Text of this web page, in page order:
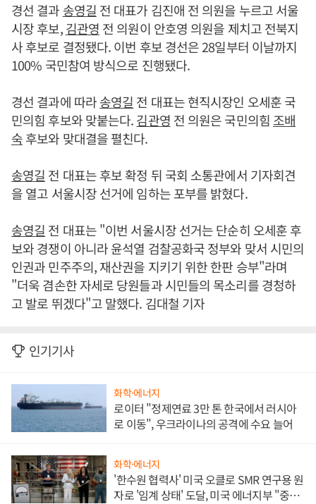
경선 결과 송영길 전 대표가 김진애 전 의원을 누르고 서울
시장 후보,김관영 전 의원이 안호영 의원을 제치고 전북지
사 후보로 결정됐다. 이번 후보 경선은 28일부터 이날까지
100% 국민참여 방식으로 진행됐다.
경선 결과에 따라송영길 전 대표는 현직시장인 오세훈 국
민의힘 후보와 맞붙는다.김관영 전 의원은 국민의힘 조배
숙후보와 맞대결을 펼친다.
송영길 전 대표는 후보 확정 뒤 국회 소통관에서 기자회견
을 열고 서울시장 선거에 임하는 포부를 밝혔다.
송영길 전 대표는 "이번 서울시장 선거는 단순히 오세훈 후
보와 경쟁이 아니라 윤석열 검찰공화국 정부와 맞서 시민의
인권과 민주주의, 재산권을 지키기 위한 한판 승부"라며
"더욱 겸손한 자세로 당원들과 시민들의 목소리를 경청하
고 발로 뛰겠다"고 말했다. 김대철 기자
인기기사
화학·에너지
로이터 "정제연료 3만 톤 한국에서 러시아
로 이동", 우크라이나의 공격에 수요 늘어
화학·에너지
'한수원 협력사' 미국 오클로 SMR 연구용 원
자로 '임계 상태' 도달, 미국 에너지부 "중요